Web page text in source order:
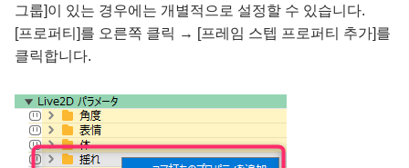
그룹]이 있는 경우에는 개별적으로 설정할 수 있습니다.
[프로퍼티]를 오른쪽 클릭 → [프레임 스텝 프로퍼티 추가]를
클릭합니다.